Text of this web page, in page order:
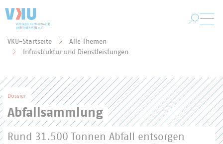
Sie befinden sich hier:
VKU-Startseite
Alle Themen
Infrastruktur und Dienstleistungen
Dossier
Abfallsammlung
Rund 31.500 Tonnen Abfall entsorgen